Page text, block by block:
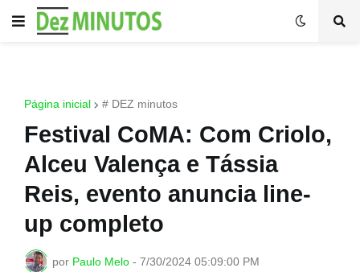
Página inicial # DEZ minutos
Festival CoMA: Com Criolo,
Alceu Valença e Tássia
Reis, evento anuncia line-
up completo
por Paulo Melo - 7/30/2024 05:09:00 PM